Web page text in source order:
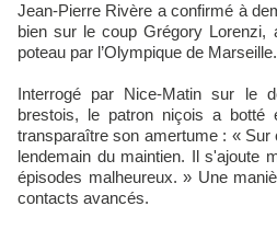
Jean-Pierre Rivère a confirmé à
bien sur le coup Grégory Lorenzi,
poteau par l’Olympique de Marseille.
Interrogé par Nice-Matin sur le
brestois, le patron niçois a botté
transparaître son amertume : «
lendemain du maintien. Il s'ajoute
épisodes malheureux. » Une
contacts avancés.